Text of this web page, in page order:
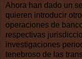
Ahora han dado un
quieren introducir
operaciones de
respectivas
investigaciones
tenebroso de las